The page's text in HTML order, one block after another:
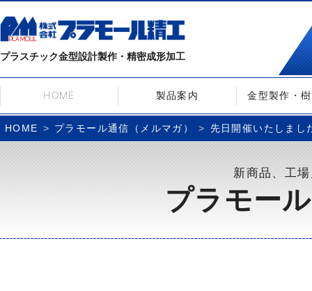
プラスチック金型設計製作・精密成形加工
HOME 製品案内 金型製作・
HOME プラモール通信（メルマガ） 先日開催いたしまし
新商品、工
プラモー